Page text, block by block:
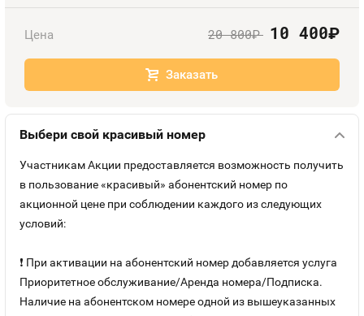
Номера
Контакты
Sim-Sim
Цена 20 800руб. 10 400руб.
Заказать
Выбери свой красивый номер
Участникам Акции предоставляется возможность получить
в пользование «красивый» абонентский номер по
акционной цене при соблюдении каждого из следующих
условий:
❗ При активации на абонентский номер добавляется услуга
Приоритетное обслуживание/Аренда номера/Подписка.
Наличие на абонентском номере одной из вышеуказанных